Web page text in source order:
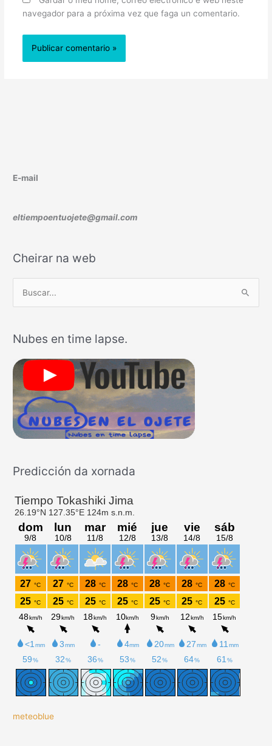
navegador para a próxima vez que faga un comentario.
E-mail
eltiempoentuojete@gmail.com
Cheirar na web
c
a
p
o
r
Nubes en time lapse.
Predicción da xornada
meteoblue